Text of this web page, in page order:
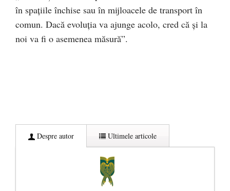
în spațiile închise sau în mijloacele de transport în
comun. Dacă evoluția va ajunge acolo, cred că și la
noi va fi o asemenea măsură”.
Despre autor Ultimele articole